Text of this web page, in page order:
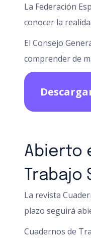
La Federación
conocer la
El Consejo
comprender de
Abierto
Trabajo
La revista
plazo seguirá
Cuadernos de